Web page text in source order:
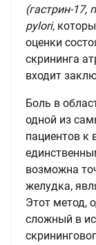
(гастрин-17,
pylori,
оценки
скрининга
входит
Боль в
одной из
пациентов к
возможна
желудка,
Этот метод,
сложный в